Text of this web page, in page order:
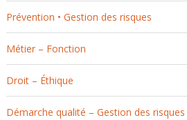
Prévention • Gestion des risques
Métier – Fonction
Droit – Éthique
Démarche qualité – Gestion des risques